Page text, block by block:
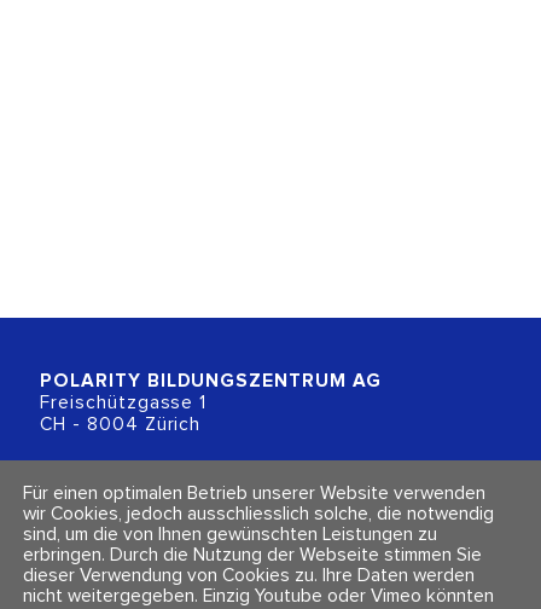
POLARITY BILDUNGSZENTRUM AG
Freischützgasse 1
CH - 8004 Zürich
+41 (0)44 218 80 80
info@polarity.ch
Kontakt & Info
Newsletter
Folge uns
Für einen optimalen Betrieb unserer Website verwenden
wir Cookies, jedoch ausschliesslich solche, die notwendig
sind, um die von Ihnen gewünschten Leistungen zu
erbringen. Durch die Nutzung der Webseite stimmen Sie
dieser Verwendung von Cookies zu. Ihre Daten werden
nicht weitergegeben. Einzig Youtube oder Vimeo könnten